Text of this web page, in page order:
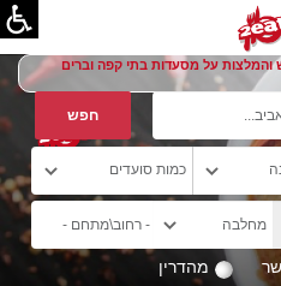
על מסעדות בתי קפה וברים
מהדרין